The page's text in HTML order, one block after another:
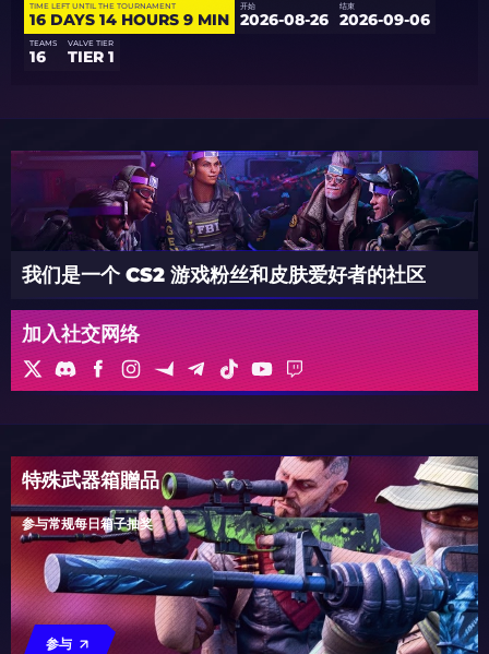
TIME LEFT UNTIL THE TOURNAMENT
16 DAYS 14 HOURS 9 MIN
开始
2026-08-26
结束
2026-09-06
TEAMS
16
VALVE TIER
TIER 1
我们是一个 CS2 游戏粉丝和皮肤爱好者的社区
加入社交网络
特殊武器箱贈品
参与常规每日箱子抽奖
参与